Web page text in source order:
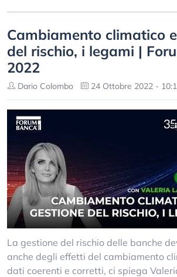
Cambiamento climatico
del rischio, i legami |
2022
Dario Colombo 24 Ottobre 2022 -
La gestione del rischio delle banche
anche degli effetti del cambiamento
dati coerenti e corretti, ci spiega